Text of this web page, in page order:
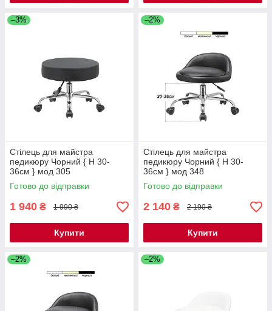
–3%
Стілець для майстра
педикюру Чорний { H 30-
36см } мод 305
Готово до відправки
1 940 ₴ 1 990 ₴
Купити
–2%
Стілець для майстра
педикюру Чорний { H 30-
36см } мод 348
Готово до відправки
2 140 ₴ 2 190 ₴
Купити
–2% –2%